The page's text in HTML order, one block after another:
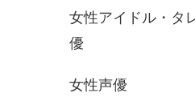
女性アイドル・タ
優
女性声優